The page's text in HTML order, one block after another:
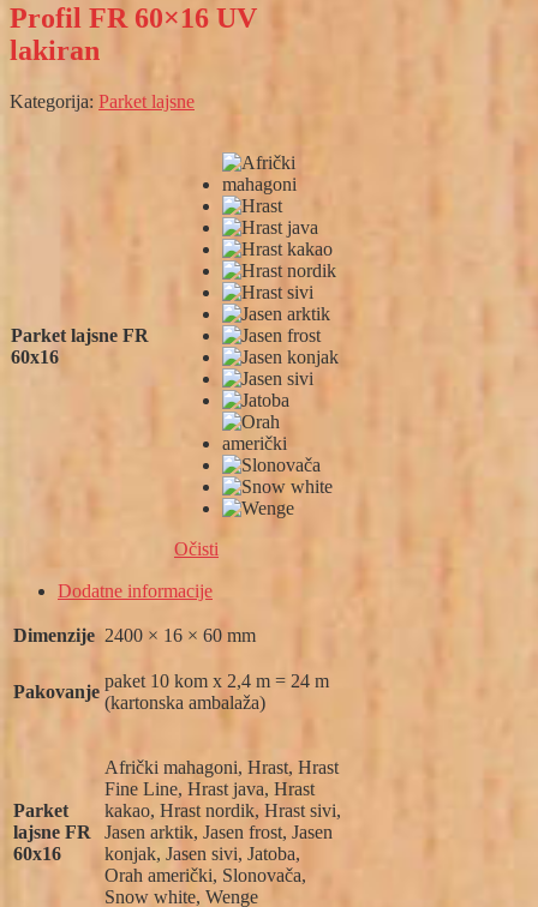
Profil FR 60×16 UV
lakiran
Kategorija: Parket lajsne
Parket lajsne FR
60x16
Očisti
Dodatne informacije
Dimenzije 2400 × 16 × 60 mm
Pakovanje
paket 10 kom x 2,4 m = 24 m
(kartonska ambalaža)
Parket
lajsne FR
60x16
Afrički mahagoni, Hrast, Hrast
Fine Line, Hrast java, Hrast
kakao, Hrast nordik, Hrast sivi,
Jasen arktik, Jasen frost, Jasen
konjak, Jasen sivi, Jatoba,
Orah američki, Slonovača,
Snow white, Wenge